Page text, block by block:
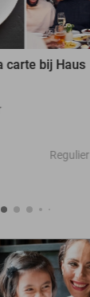
carte bij Haus
Regulier